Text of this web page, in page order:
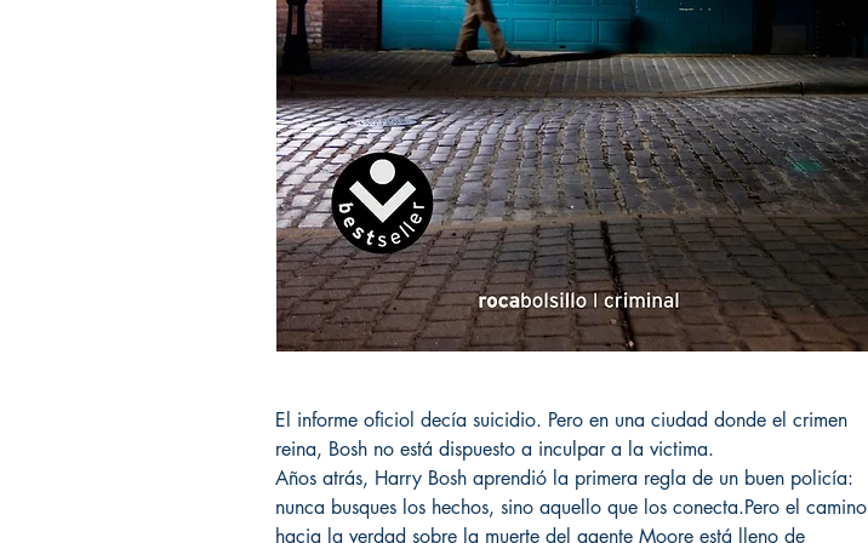
El informe oficiol decía suicidio. Pero en una ciudad donde el crimen
reina, Bosh no está dispuesto a inculpar a la victima.
Años atrás, Harry Bosh aprendió la primera regla de un buen policía:
nunca busques los hechos, sino aquello que los conecta.Pero el camino
hacia la verdad sobre la muerte del agente Moore está lleno de